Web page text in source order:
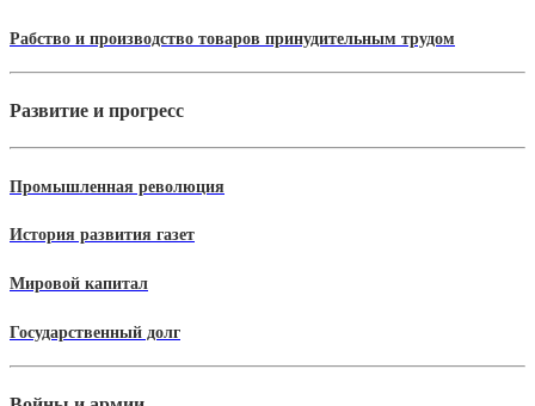
Рабство и производство товаров принудительным трудом
Развитие и прогресс
Промышленная революция
История развития газет
Мировой капитал
Государственный долг